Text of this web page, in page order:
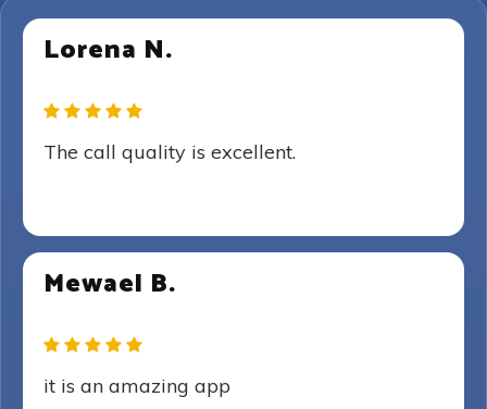
Lorena N.
The call quality is excellent.
Mewael B.
it is an amazing app